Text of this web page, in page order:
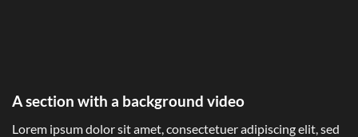
A section with a background video
Lorem ipsum dolor sit amet, consectetuer adipiscing elit, sed